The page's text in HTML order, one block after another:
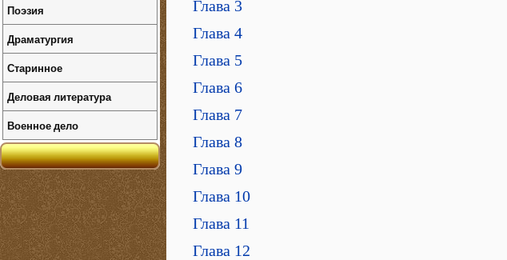
Глава 3
Глава 4
Глава 5
Глава 6
Глава 7
Глава 8
Глава 9
Глава 10
Глава 11
Глава 12
Поэзия
Драматургия
Старинное
Деловая литература
Военное дело